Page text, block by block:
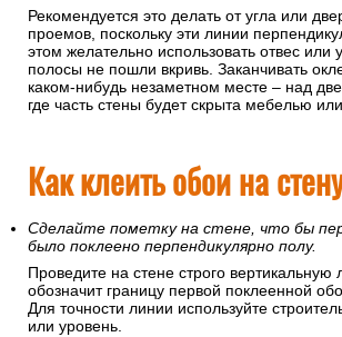
Рекомендуется это делать от угла или
проемов, поскольку эти линии
этом желательно использовать отвес или
полосы не пошли вкривь. Заканчивать
каком-нибудь незаметном месте – над
где часть стены будет скрыта мебелью
Как клеить обои на
Сделайте пометку на стене, что бы
было поклеено перпендикулярно полу.
Проведите на стене строго вертикальную
обозначит границу первой поклеенной
Для точности линии используйте
или уровень.